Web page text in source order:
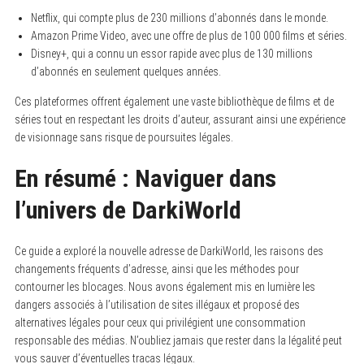
Netflix, qui compte plus de 230 millions d’abonnés dans le monde.
Amazon Prime Video, avec une offre de plus de 100 000 films et séries.
Disney+, qui a connu un essor rapide avec plus de 130 millions
d’abonnés en seulement quelques années.
Ces plateformes offrent également une vaste bibliothèque de films et de
séries tout en respectant les droits d’auteur, assurant ainsi une expérience
de visionnage sans risque de poursuites légales.
En résumé : Naviguer dans
l’univers de DarkiWorld
Ce guide a exploré la nouvelle adresse de DarkiWorld, les raisons des
changements fréquents d’adresse, ainsi que les méthodes pour
contourner les blocages. Nous avons également mis en lumière les
dangers associés à l’utilisation de sites illégaux et proposé des
alternatives légales pour ceux qui privilégient une consommation
responsable des médias. N’oubliez jamais que rester dans la légalité peut
vous sauver d’éventuelles tracas légaux.